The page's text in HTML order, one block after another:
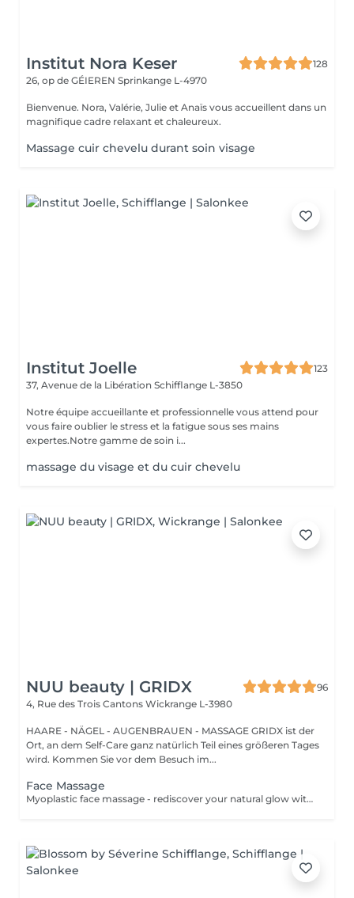
Institut Nora Keser
128
26, op de GÉIEREN Sprinkange L-4970
Bienvenue. Nora, Valérie, Julie et Anaïs vous accueillent dans un
magnifique cadre relaxant et chaleureux.
Massage cuir chevelu durant soin visage
Institut Joelle
123
37, Avenue de la Libération Schifflange L-3850
Notre équipe accueillante et professionnelle vous attend pour
vous faire oublier le stress et la fatigue sous ses mains
expertes.Notre gamme de soin i...
massage du visage et du cuir chevelu
NUU beauty | GRIDX
96
4, Rue des Trois Cantons Wickrange L-3980
HAARE - NÄGEL - AUGENBRAUEN - MASSAGE GRIDX ist der
Ort, an dem Self-Care ganz natürlich Teil eines größeren Tages
wird. Kommen Sie vor dem Besuch im...
Face Massage
Myoplastic face massage - rediscover your natural glow with the deeply rejuvenating myoplastic face massage. This unique technique works not only on the surface of your skin but also on the deeper layers of muscles and fascia. Through precise, sculpting movements, it releases tension, improves circulation, and restores elasticity. The result? A lifted, defined, and radiant look that feels as refreshing as it appears. Every session is like a reset for your face leaving you looking youthful, relaxed, and glowing with vitality. Buccal face massage - is one of the most exclusive beauty treatments loved by celebrities worldwide. Performed both outside and inside the mouth, it targets the deepest facial muscles that are rarely activated. This powerful technique relieves jaw tension, sculpts cheekbones, plumps lips naturally, and improves lymphatic drainage. The result is a beautifully contoured, youthful face with a radiant, healthy glow. After just one session, you'll feel lighter, fresher, and more confident. This is an experience that goes beyond beauty, reaching harmony and balance.